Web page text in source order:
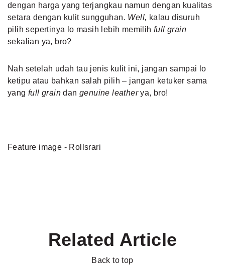
dengan harga yang terjangkau namun dengan kualitas
setara dengan kulit sungguhan. Well, kalau disuruh
pilih sepertinya lo masih lebih memilih full grain
sekalian ya, bro?
Nah setelah udah tau jenis kulit ini, jangan sampai lo
ketipu atau bahkan salah pilih – jangan ketuker sama
yang full graindangenuine leatherya, bro!
Feature image - Rollsrari
Related Article
Back to top